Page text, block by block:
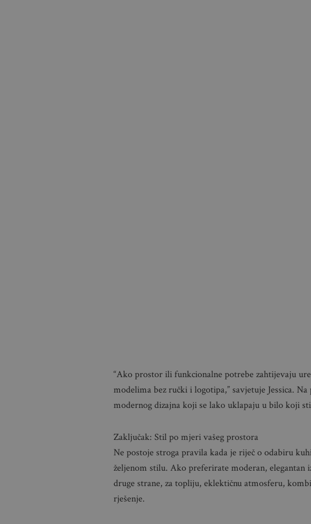
“Ako prostor ili funkcionalne potrebe zahtijevaju
modelima bez ručki i logotipa,” savjetuje Jessica.
modernog dizajna koji se lako uklapaju u bilo koji
Zaključak: Stil po mjeri vašeg prostora
Ne postoje stroga pravila kada je riječ o odabiru
željenom stilu. Ako preferirate moderan, elegantan
druge strane, za topliju, eklektičnu atmosferu,
rješenje.